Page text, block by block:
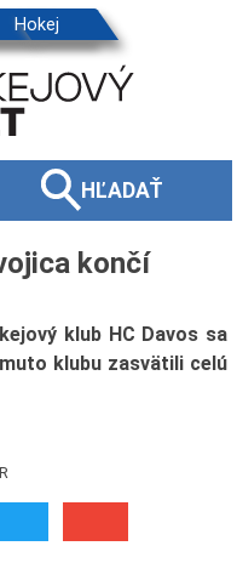
HĽADAŤ
končí
klub HC Davos sa
klubu zasvätili celú